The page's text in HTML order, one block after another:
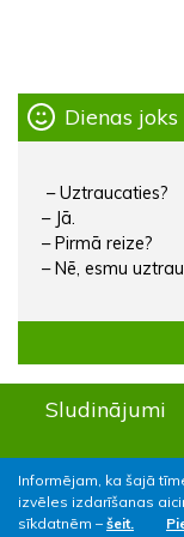
Informējam, ka šajā
izvēles izdarīšanas
sīkdatnēm – šeit.
Dienas joks
– Uztraucaties?
– Jā.
– Pirmā reize?
– Nē, esmu
Sludinājumi